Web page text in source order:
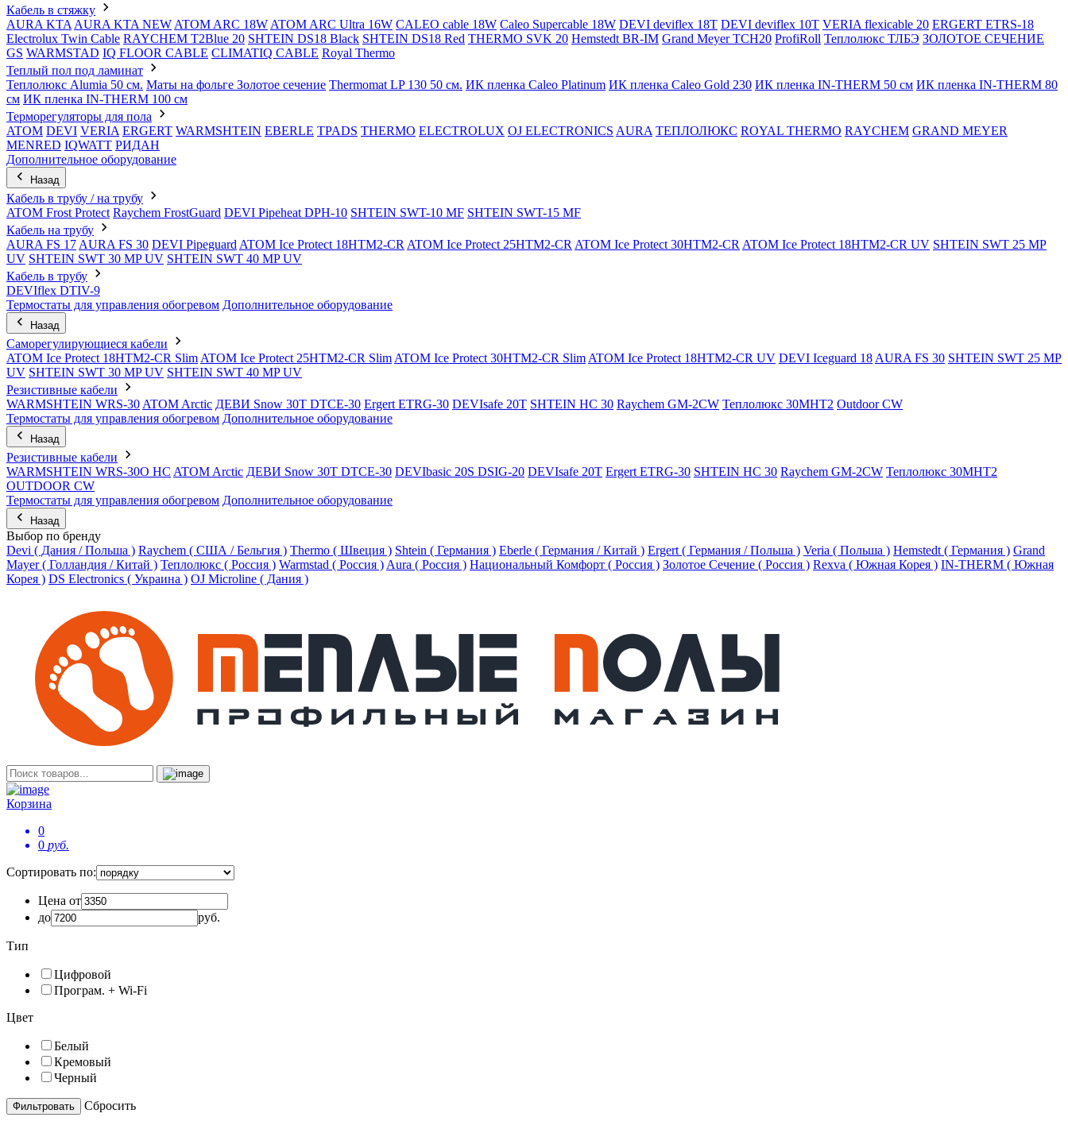
Кабель в стяжку
AURA KTA AURA KTA NEW ATOM ARC 18W ATOM ARC Ultra 16W CALEO cable 18W Caleo Supercable 18W DEVI deviflex 18T DEVI deviflex 10T VERIA flexicable 20 ERGERT ETRS-18
Electrolux Twin Cable RAYCHEM T2Blue 20 SHTEIN DS18 Black SHTEIN DS18 Red THERMO SVK 20 Hemstedt BR-IM Grand Meyer TCH20 ProfiRoll Теплолюкс ТЛБЭ ЗОЛОТОЕ СЕЧЕНИЕ
GS WARMSTAD IQ FLOOR CABLE CLIMATIQ CABLE Royal Thermo
Теплый пол под ламинат
Теплолюкс Alumia 50 см. Маты на фольге Золотое сечение Thermomat LP 130 50 cм. ИК пленка Caleo Platinum ИК пленка Caleo Gold 230 ИК пленка IN-THERM 50 см ИК пленка IN-THERM 80
см ИК пленка IN-THERM 100 см
Терморегуляторы для пола
ATOM DEVI VERIA ERGERT WARMSHTEIN EBERLE TPADS THERMO ELECTROLUX OJ ELECTRONICS AURA ТЕПЛОЛЮКС ROYAL THERMO RAYCHEM GRAND MEYER
MENRED IQWATT РИДАН
Дополнительное оборудование
Назад
Кабель в трубу / на трубу
ATOM Frost Protect Raychem FrostGuard DEVI Pipeheat DPH-10 SHTEIN SWT-10 MF SHTEIN SWT-15 MF
Кабель на трубу
AURA FS 17 AURA FS 30 DEVI Pipeguard ATOM Ice Protect 18HTM2-CR ATOM Ice Protect 25HTM2-CR ATOM Ice Protect 30HTM2-CR ATOM Ice Protect 18HTM2-CR UV SHTEIN SWT 25 MP
UV SHTEIN SWT 30 MP UV SHTEIN SWT 40 MP UV
Кабель в трубу
DEVIflex DTIV-9
Термостаты для управления обогревом Дополнительное оборудование
Назад
Саморегулирующиеся кабели
ATOM Ice Protect 18HTM2-CR Slim ATOM Ice Protect 25HTM2-CR Slim ATOM Ice Protect 30HTM2-CR Slim ATOM Ice Protect 18HTM2-CR UV DEVI Iceguard 18 AURA FS 30 SHTEIN SWT 25 MP
UV SHTEIN SWT 30 MP UV SHTEIN SWT 40 MP UV
Резистивные кабели
WARMSHTEIN WRS-30 ATOM Arctic ДЕВИ Snow 30T DTCE-30 Ergert ETRG-30 DEVIsafe 20T SHTEIN HC 30 Raychem GM-2CW Теплолюкс 30МНТ2 Outdoor CW
Термостаты для управления обогревом Дополнительное оборудование
Назад
Резистивные кабели
WARMSHTEIN WRS-30O HC ATOM Arctic ДЕВИ Snow 30T DTCE-30 DEVIbasic 20S DSIG-20 DEVIsafe 20T Ergert ETRG-30 SHTEIN HC 30 Raychem GM-2CW Теплолюкс 30МНТ2
OUTDOOR CW
Термостаты для управления обогревом Дополнительное оборудование
Назад
Выбор по бренду
Devi ( Дания / Польша ) Raychem ( США / Бельгия ) Thermo ( Швеция ) Shtein ( Германия ) Eberle ( Германия / Китай ) Ergert ( Германия / Польша ) Veria ( Польша ) Hemstedt ( Германия ) Grand
Mayer ( Голландия / Китай ) Теплолюкс ( Россия ) Warmstad ( Россия ) Aura ( Россия ) Национальный Комфорт ( Россия ) Золотое Сечение ( Россия ) Rexva ( Южная Корея ) IN-THERM ( Южная
Корея ) DS Electronics ( Украина ) OJ Microline ( Дания )
Корзина
0
0 руб.
Сортировать по:
Цена от
до
руб.
Тип
Цифровой
Програм. + Wi-Fi
Цвет
Белый
Кремовый
Черный
Сбросить